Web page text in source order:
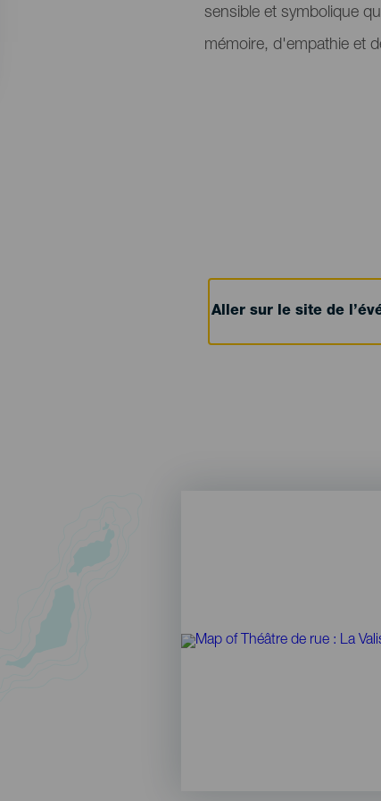
sensible et symbolique
mémoire, d'empathie et
Aller sur le site de